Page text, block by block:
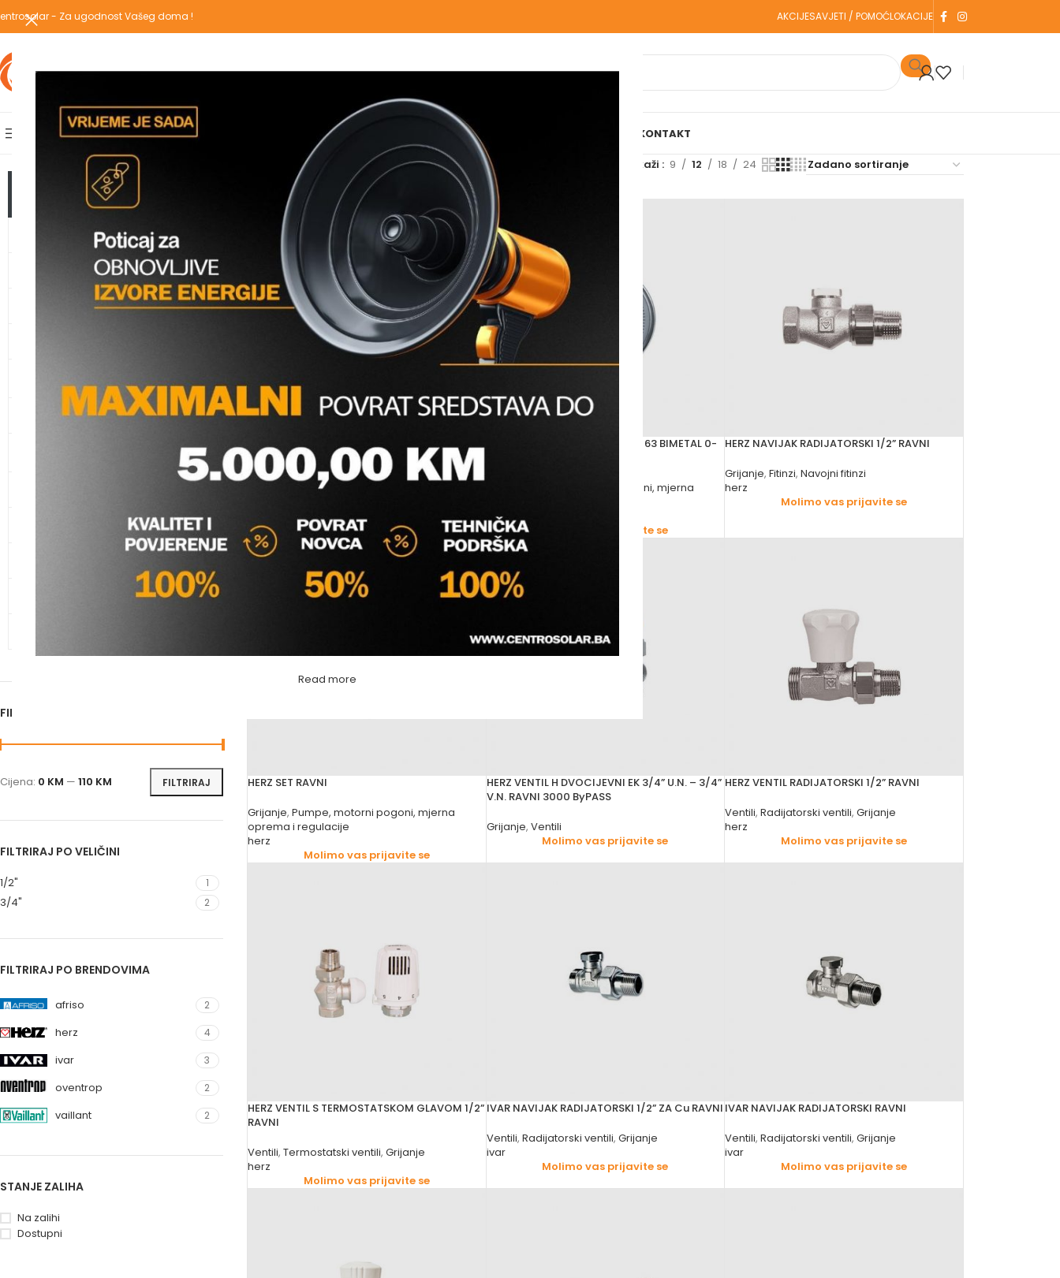
Read more
- Za ugodnost Vašeg doma ! AKCIJESAVJETI / POMOĆLOKACIJE
POPULARNE KATEGORIJE PREGLEDAJ CIJELI WEBSHOP
AKCIJSKA PONUDA
O NAMANAŠE USLUGE KONTAKT
TOP KATEGORIJE
TOPLOTNE PUMPE
KLIMA UREĐAJI
SPOJNI ELEMENTI
CIJEVI ZA ZAŠTITU KABLOVA
FILTRIRAJ PO CIJENI
FILTRIRAJ
Cijena: 0 KM — 110 KM
FILTRIRAJ PO VELIČINI
1/2" 1
3/4" 2
FILTRIRAJ PO BRENDOVIMA
afriso 2
herz 4
ivar 3
oventrop 2
vaillant 2
STANJE ZALIHA
Na zalihi
Dostupni
Proizvodi označeni “ravni” Prikaži 9 12 18 24
AFRISO MANOMETAR RAVNI 0-10 bara Ø 63
1/4”
Pumpe, motorni pogoni, mjerna
Molimo vas prijavite se
AFRISO TERMOMETAR RAVNI Ø 63 BIMETAL 0-
Pumpe, motorni pogoni, mjerna
afriso
Molimo vas prijavite se
HERZ NAVIJAK RADIJATORSKI 1/2” RAVNI
Grijanje, Fitinzi, Navojni fitinzi
herz
Molimo vas prijavite se
HERZ SET RAVNI
Grijanje, Pumpe, motorni pogoni, mjerna
oprema i regulacije
herz
Molimo vas prijavite se
HERZ VENTIL H DVOCIJEVNI EK 3/4” U.N. – 3/4”
V.N. RAVNI 3000 ByPASS
Grijanje, Ventili
Molimo vas prijavite se
HERZ VENTIL RADIJATORSKI 1/2” RAVNI
Ventili, Radijatorski ventili, Grijanje
herz
Molimo vas prijavite se
HERZ VENTIL S TERMOSTATSKOM GLAVOM 1/2”
RAVNI
Ventili, Termostatski ventili, Grijanje
herz
Molimo vas prijavite se
IVAR NAVIJAK RADIJATORSKI 1/2” ZA Cu RAVNI
Ventili, Radijatorski ventili, Grijanje
ivar
Molimo vas prijavite se
IVAR NAVIJAK RADIJATORSKI RAVNI
Ventili, Radijatorski ventili, Grijanje
ivar
Molimo vas prijavite se